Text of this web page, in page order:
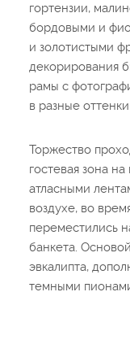
гортензии,
бордовыми и
и золотистыми
декорирования
рамы с
в разные
Торжество
гостевая зона
атласными
воздухе, во
переместились
банкета.
эвкалипта,
темными